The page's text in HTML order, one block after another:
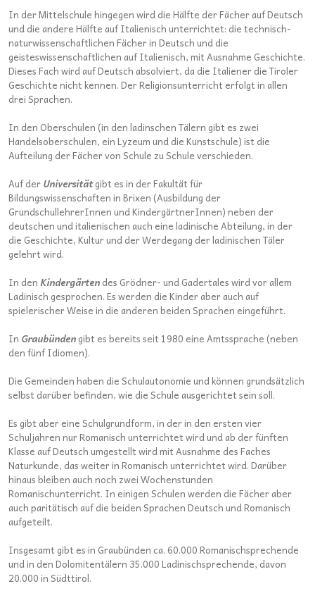
In der Mittelschule hingegen wird die Hälfte der Fächer auf Deutsch
und die andere Hälfte auf Italienisch unterrichtet: die technisch-
naturwissenschaftlichen Fächer in Deutsch und die
geisteswissenschaftlichen auf Italienisch, mit Ausnahme Geschichte.
Dieses Fach wird auf Deutsch absolviert, da die Italiener die Tiroler
Geschichte nicht kennen. Der Religionsunterricht erfolgt in allen
drei Sprachen.
In den Oberschulen (in den ladinschen Tälern gibt es zwei
Handelsoberschulen, ein Lyzeum und die Kunstschule) ist die
Aufteilung der Fächer von Schule zu Schule verschieden.
Auf derUniversitätgibt es in der Fakultät für
Bildungswissenschaften in Brixen (Ausbildung der
GrundschullehrerInnen und KindergärtnerInnen) neben der
deutschen und italienischen auch eine ladinische Abteilung, in der
die Geschichte, Kultur und der Werdegang der ladinischen Täler
gelehrt wird.
In denKindergärtendes Grödner- und Gadertales wird vor allem
Ladinisch gesprochen. Es werden die Kinder aber auch auf
spielerischer Weise in die anderen beiden Sprachen eingeführt.
In Graubündengibt es bereits seit 1980 eine Amtssprache (neben
den fünf Idiomen).
Die Gemeinden haben die Schulautonomie und können grundsätzlich
selbst darüber befinden, wie die Schule ausgerichtet sein soll.
Es gibt aber eine Schulgrundform, in der in den ersten vier
Schuljahren nur Romanisch unterrichtet wird und ab der fünften
Klasse auf Deutsch umgestellt wird mit Ausnahme des Faches
Naturkunde, das weiter in Romanisch unterrichtet wird. Darüber
hinaus bleiben auch noch zwei Wochenstunden
Romanischunterricht. In einigen Schulen werden die Fächer aber
auch paritätisch auf die beiden Sprachen Deutsch und Romanisch
aufgeteilt.
Insgesamt gibt es in Graubünden ca. 60.000 Romanischsprechende
und in den Dolomitentälern 35.000 Ladinischsprechende, davon
20.000 in Südttirol.